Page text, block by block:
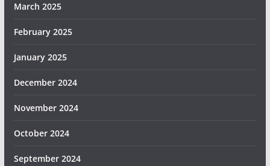
March 2025
February 2025
January 2025
December 2024
November 2024
October 2024
September 2024